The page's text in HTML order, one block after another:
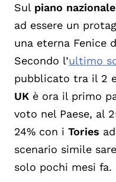
Sul piano nazionale
ad essere un
una eterna Fenice
Secondo l’ultimo
pubblicato tra il 2
UK è ora il primo
voto nel Paese, al
24% con i Tories
scenario simile
solo pochi mesi fa.